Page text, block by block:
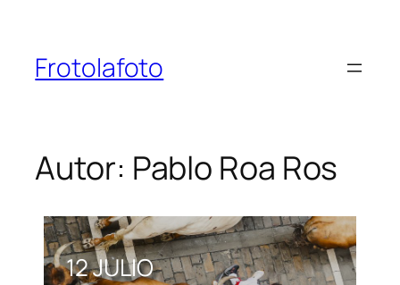
contenido
Frotolafoto
Autor: Pablo Roa Ros
12 JULIO